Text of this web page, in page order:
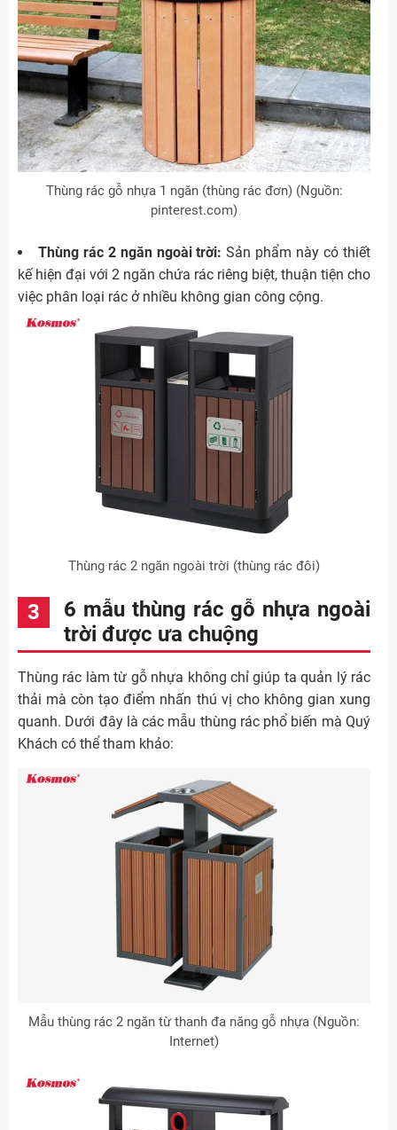
Thùng rác gỗ nhựa 1 ngăn (thùng rác đơn) (Nguồn:
pinterest.com)
Thùng rác 2 ngăn ngoài trời: Sản phẩm này có thiết
kế hiện đại với 2 ngăn chứa rác riêng biệt, thuận tiện cho
việc phân loại rác ở nhiều không gian công cộng.
Thùng rác 2 ngăn ngoài trời (thùng rác đôi)
6 mẫu thùng rác gỗ nhựa ngoài
trời được ưa chuộng
Thùng rác làm từ gỗ nhựa không chỉ giúp ta quản lý rác
thải mà còn tạo điểm nhấn thú vị cho không gian xung
quanh. Dưới đây là các mẫu thùng rác phổ biến mà Quý
Khách có thể tham khảo:
Mẫu thùng rác 2 ngăn từ thanh đa năng gỗ nhựa (Nguồn:
Internet)